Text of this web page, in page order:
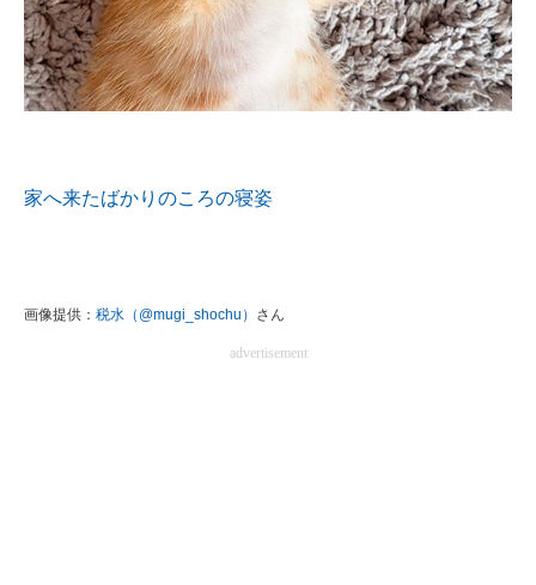
家へ来たばかりのころの寝姿
画像提供： 税水（@mugi_shochu） さん
advertisement